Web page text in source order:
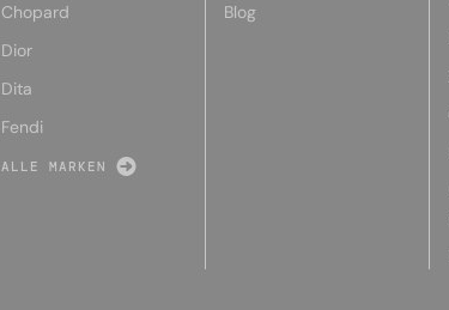
Chopard
Dior
Dita
Fendi
ALLE MARKEN
Blog